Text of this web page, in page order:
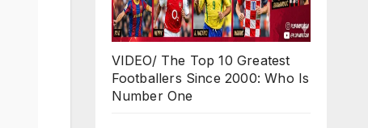
VIDEO/ The Top 10 Greatest
Footballers Since 2000: Who Is
Number One